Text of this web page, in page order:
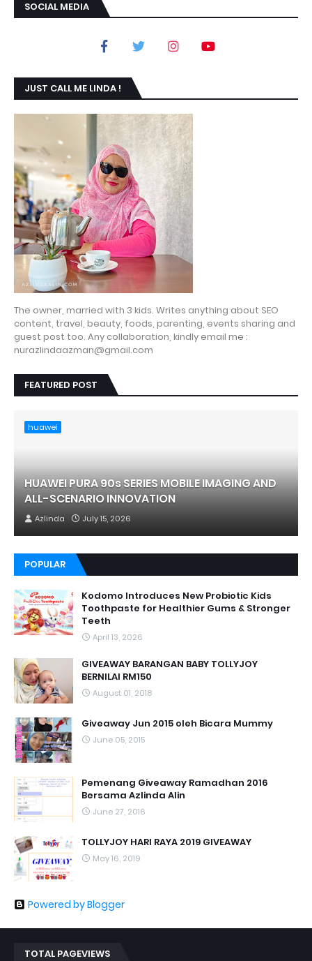
SOCIAL MEDIA
JUST CALL ME LINDA !
The owner, married with 3 kids. Writes anything about SEO
content, travel, beauty, foods, parenting, events sharing and
guest post too. Any collaboration, kindly email me :
nurazlindaazman@gmail.com
FEATURED POST
huawei
HUAWEI PURA 90s SERIES MOBILE IMAGING AND
ALL-SCENARIO INNOVATION
Azlinda July 15, 2026
POPULAR
Kodomo Introduces New Probiotic Kids
Toothpaste for Healthier Gums & Stronger
Teeth
April 13, 2026
GIVEAWAY BARANGAN BABY TOLLYJOY
BERNILAI RM150
August 01, 2018
Giveaway Jun 2015 oleh Bicara Mummy
June 05, 2015
Pemenang Giveaway Ramadhan 2016
Bersama Azlinda Alin
June 27, 2016
TOLLYJOY HARI RAYA 2019 GIVEAWAY
May 16, 2019
Powered by Blogger
TOTAL PAGEVIEWS